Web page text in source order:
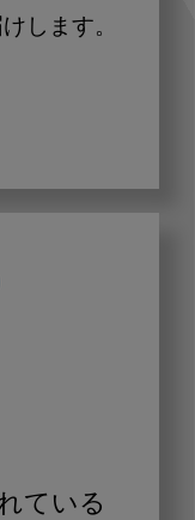
します。
ている